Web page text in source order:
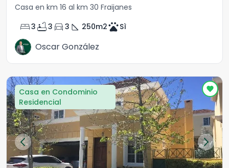
Casa en km 16 al km 30 Fraijanes
bed3 bathtub3 directions_car 3 square_foot 250m2petsSì
Oscar González
Casa en Condominio
Residencial